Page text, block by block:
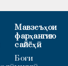
Мавзеъҳои
фарҳангию
сайёҳӣ
Боғи